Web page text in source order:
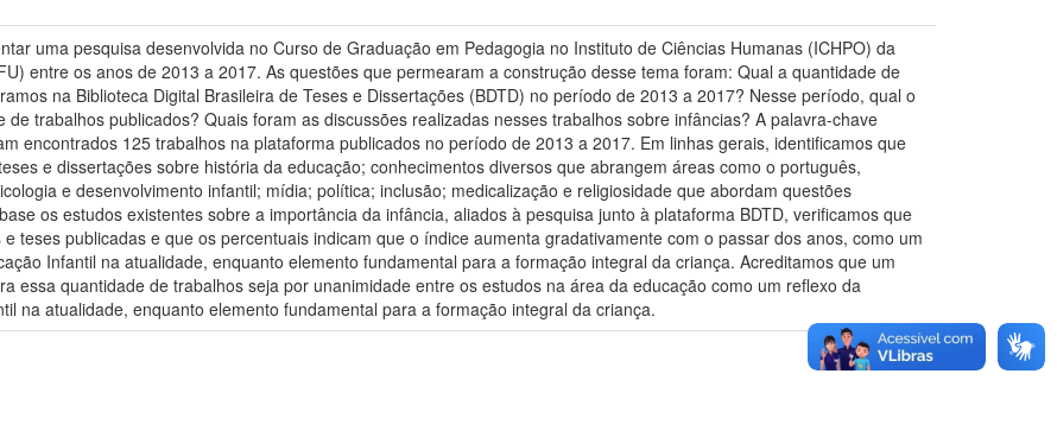
uma pesquisa desenvolvida no Curso de Graduação em Pedagogia no Instituto de Ciências Humanas (ICHPO) da
entre os anos de 2013 a 2017. As questões que permearam a construção desse tema foram: Qual a quantidade de
na Biblioteca Digital Brasileira de Teses e Dissertações (BDTD) no período de 2013 a 2017? Nesse período, qual o
trabalhos publicados? Quais foram as discussões realizadas nesses trabalhos sobre infâncias? A palavra-chave
encontrados 125 trabalhos na plataforma publicados no período de 2013 a 2017. Em linhas gerais, identificamos que
e dissertações sobre história da educação; conhecimentos diversos que abrangem áreas como o português,
e desenvolvimento infantil; mídia; política; inclusão; medicalização e religiosidade que abordam questões
os estudos existentes sobre a importância da infância, aliados à pesquisa junto à plataforma BDTD, verificamos que
teses publicadas e que os percentuais indicam que o índice aumenta gradativamente com o passar dos anos, como um
Infantil na atualidade, enquanto elemento fundamental para a formação integral da criança. Acreditamos que um
essa quantidade de trabalhos seja por unanimidade entre os estudos na área da educação como um reflexo da
na atualidade, enquanto elemento fundamental para a formação integral da criança.